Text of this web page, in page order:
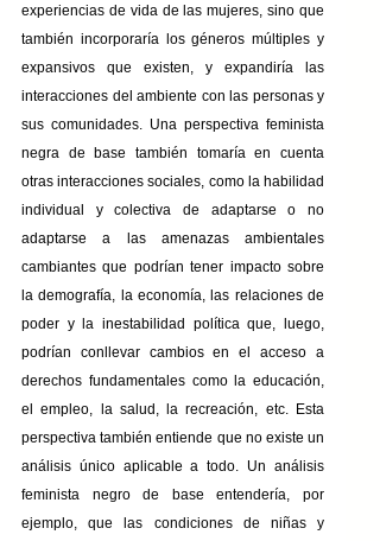
experiencias de vida de las mujeres, sino que
también incorporaría los géneros múltiples y
expansivos que existen, y expandiría las
interacciones del ambiente con las personas y
sus comunidades. Una perspectiva feminista
negra de base también tomaría en cuenta
otras interacciones sociales, como la habilidad
individual y colectiva de adaptarse o no
adaptarse a las amenazas ambientales
cambiantes que podrían tener impacto sobre
la demografía, la economía, las relaciones de
poder y la inestabilidad política que, luego,
podrían conllevar cambios en el acceso a
derechos fundamentales como la educación,
el empleo, la salud, la recreación, etc. Esta
perspectiva también entiende que no existe un
análisis único aplicable a todo. Un análisis
feminista negro de base entendería, por
ejemplo, que las condiciones de niñas y